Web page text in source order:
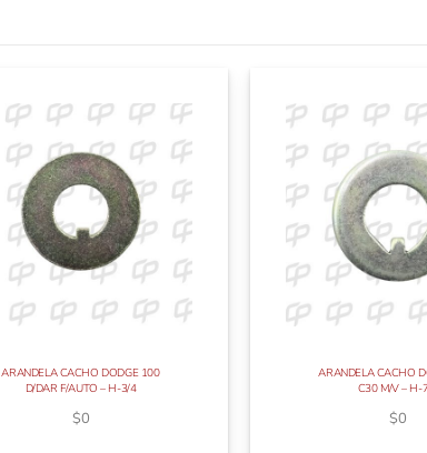
ARANDELA CACHO DODGE 100
D/DAR F/AUTO – H-3/4
$0
ARANDELA CACHO
C30 M/V – H-
$0